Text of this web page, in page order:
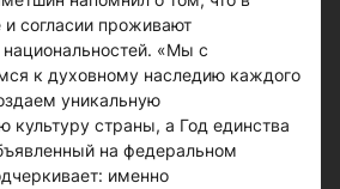
согласии проживают
национальностей. «Мы с
к духовному наследию каждого
уникальную
культуру страны, а Год единства
на федеральном
именно